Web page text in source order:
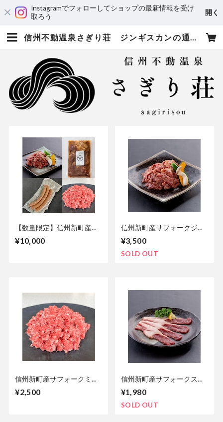
Instagramでフォローしてショップの最新情報を受け
取ろう
開く
信州不動温泉さぎり荘 ジンギスカンの通販・お取り寄せ
【数量限定】信州新町産サ
年7月から順次発送）
¥10,000
信州新町産サフォークジン
¥3,500
SOLD OUT
信州新町産サフォークミン
¥2,500
信州新町産サフォークスラ
¥1,980
SOLD OUT